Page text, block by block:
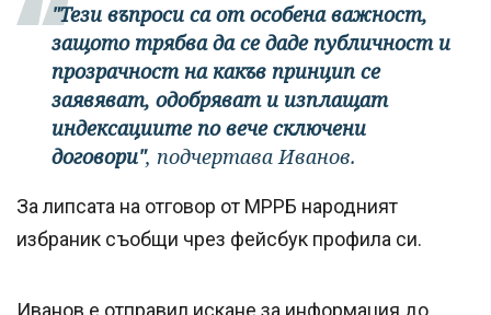
"Тези въпроси са от особена важност,
защото трябва да се даде публичност и
прозрачност на какъв принцип се
заявяват, одобряват и изплащат
индексациите по вече сключени
договори", подчертава Иванов.
За липсата на отговор от МРРБ народният
избраник съобщи чрез фейсбук профила си.